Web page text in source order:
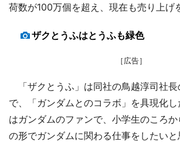
荷数が100万個を超え、現在も売り上げ
ザクとうふはとうふも緑色
［広告］
「ザクとうふ」は同社の鳥越淳司社
で、「ガンダムとのコラボ」を具現化
はガンダムのファンで、小学生のころ
の形でガンダムに関わる仕事をしたい